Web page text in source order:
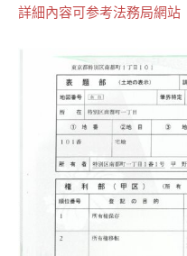
詳細內容可参考法務局網站